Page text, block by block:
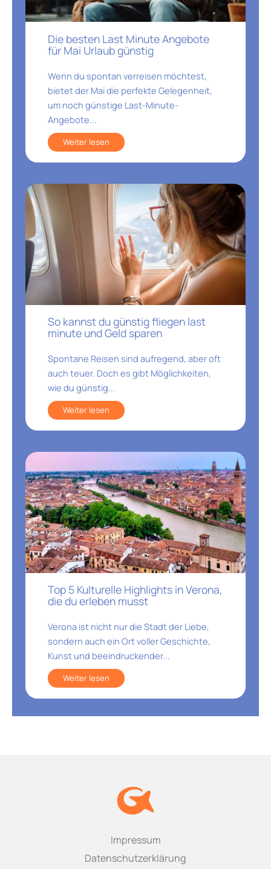
Die besten Last Minute Angebote
für Mai Urlaub günstig
Wenn du spontan verreisen möchtest,
bietet der Mai die perfekte Gelegenheit,
um noch günstige Last-Minute-
Angebote...
Weiter lesen
So kannst du günstig fliegen last
minute und Geld sparen
Spontane Reisen sind aufregend, aber oft
auch teuer. Doch es gibt Möglichkeiten,
wie du günstig...
Weiter lesen
Top 5 Kulturelle Highlights in Verona,
die du erleben musst
Verona ist nicht nur die Stadt der Liebe,
sondern auch ein Ort voller Geschichte,
Kunst und beeindruckender...
Weiter lesen
Impressum
Datenschutzerklärung